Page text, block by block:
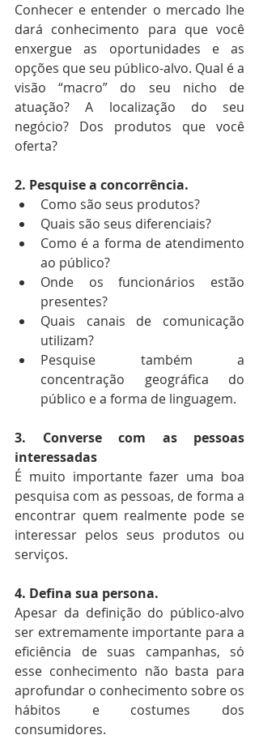
Conhecer e entender o mercado lhe
dará conhecimento para que você
enxergue as oportunidades e as
opções que seu público-alvo. Qual é a
visão “macro” do seu nicho de
atuação? A localização do seu
negócio? Dos produtos que você
oferta?
2. Pesquise a concorrência.
Como são seus produtos?
Quais são seus diferenciais?
Como é a forma de atendimento
ao público?
Onde os funcionários estão
presentes?
Quais canais de comunicação
utilizam?
Pesquise também a
concentração geográfica do
público e a forma de linguagem.
3. Converse com as pessoas
interessadas
É muito importante fazer uma boa
pesquisa com as pessoas, de forma a
encontrar quem realmente pode se
interessar pelos seus produtos ou
serviços.
4. Defina sua persona.
Apesar da definição do público-alvo
ser extremamente importante para a
eficiência de suas campanhas, só
esse conhecimento não basta para
aprofundar o conhecimento sobre os
hábitos e costumes dos
consumidores.